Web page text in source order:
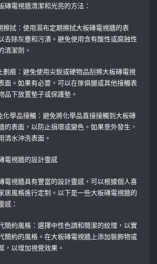
磚電視牆清潔和光亮的方法：
擦拭：使用濕布定期擦拭大板磚電視牆的表
去除灰塵和污漬。避免使用含有酸性或腐蝕性
清潔劑。
劃痕：避免使用尖銳或硬物品刮擦大板磚電視
面。如果有必要，可以在傢俱腿或其他接觸表
品下放置墊子或保護墊。
化學品接觸：避免將化學品直接接觸到大板磚
的表面，以防止損壞或變色。如果意外發生，
清水沖洗表面。
電視牆的設計靈感
電視牆具有豐富的設計靈感，可以根據個人喜
居風格進行定制。以下是一些大板磚電視牆的
感：
簡約風格：選擇中性色調和簡潔的紋理，以實
簡約的風格。在大板磚電視牆上添加裝飾物或
，以增加視覺效果。